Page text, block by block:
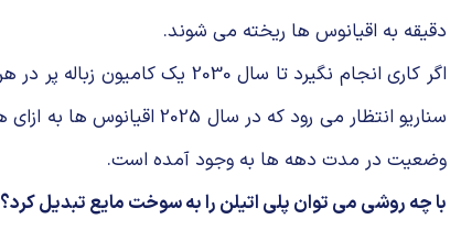
دقیقه به اقیانوس ها ریخته می شوند.
وضعیت در مدت دهه ها به وجود آمده است.
با چه روشی می توان پلی اتیلن را به سوخت مایع تبدیل کرد؟